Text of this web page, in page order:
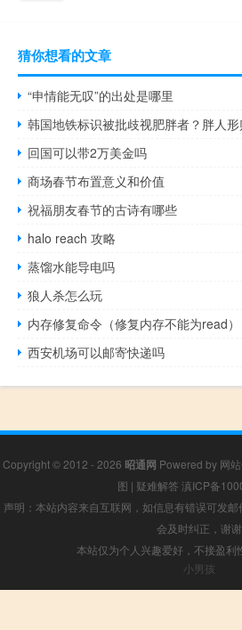
猜你想看的文章
“申情能无叹”的出处是哪里
回国可以带2万美金吗
商场春节布置意义和价值
祝福朋友春节的古诗有哪些
halo reach 攻略
蒸馏水能导电吗
狼人杀怎么玩
内存修复命令（修复内存不能为read）
西安机场可以邮寄快递吗
Copyright © 2012 - 2026 昭通网 Powered by 网
图 | 疑难解答 滇ICP备
声明：本站内容来自互联网，如信息有错误可发
会及时纠正，谢谢
本站仅为个人兴趣爱好，不接盈利
小男孩